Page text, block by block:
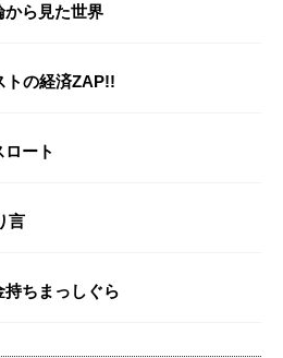
から見た世界
トの経済ZAP!!
ート
言
持ちまっしぐら